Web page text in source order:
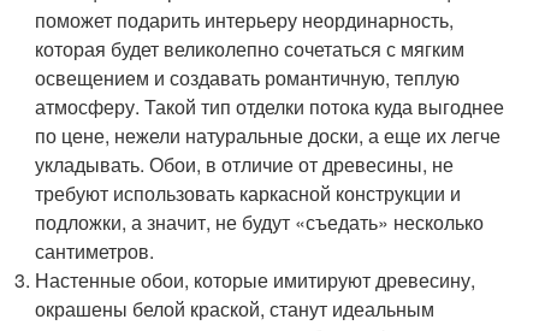
поможет подарить интерьеру неординарность,
которая будет великолепно сочетаться с мягким
освещением и создавать романтичную, теплую
атмосферу. Такой тип отделки потока куда выгоднее
по цене, нежели натуральные доски, а еще их легче
укладывать. Обои, в отличие от древесины, не
требуют использовать каркасной конструкции и
подложки, а значит, не будут «съедать» несколько
сантиметров.
Настенные обои, которые имитируют древесину,
окрашены белой краской, станут идеальным